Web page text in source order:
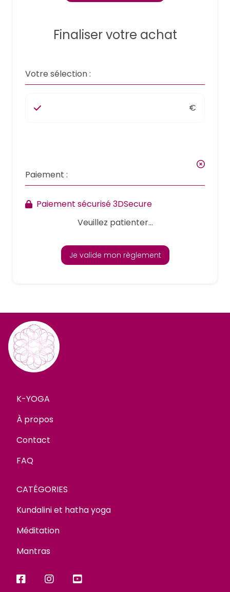
Finaliser votre achat
Votre sélection :
€
Paiement :
Paiement sécurisé 3DSecure
Veuillez patienter...
Je valide mon règlement
K-YOGA
À propos
Contact
FAQ
CATÉGORIES
Kundalini et hatha yoga
Méditation
Mantras